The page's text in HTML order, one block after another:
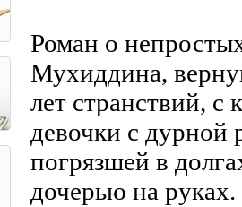
Роман о
Мухиддина,
лет странствий,
девочки с
погрязшей в
дочерью на руках.